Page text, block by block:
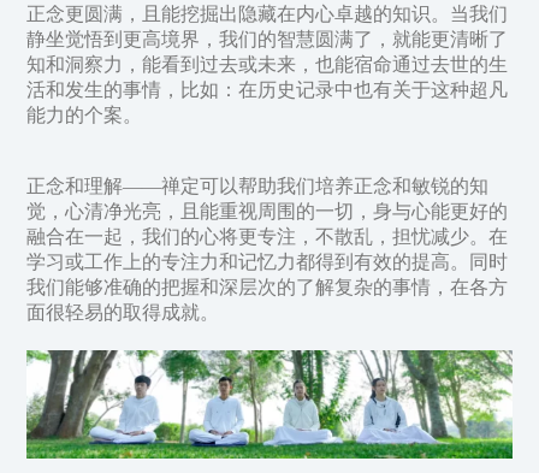
正念更圆满，且能挖掘出隐藏在内心卓越的知识。当我们
静坐觉悟到更高境界，我们的智慧圆满了，就能更清晰了
知和洞察力，能看到过去或未来，也能宿命通过去世的生
活和发生的事情，比如：在历史记录中也有关于这种超凡
能力的个案。
正念和理解——禅定可以帮助我们培养正念和敏锐的知
觉，心清净光亮，且能重视周围的一切，身与心能更好的
融合在一起，我们的心将更专注，不散乱，担忧减少。在
学习或工作上的专注力和记忆力都得到有效的提高。同时
我们能够准确的把握和深层次的了解复杂的事情，在各方
面很轻易的取得成就。